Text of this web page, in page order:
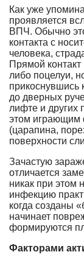
Как уже
проявляется
ВПЧ. Обычно
контакта с
человека,
Прямой
либо поцелуи,
прикоснувшись
до дверных
лифте и других
этом играющим
(царапина,
поверхности
Зачастую
отличается
никак при этом
инфекцию
когда созданы
начинает
формируются
Факторами